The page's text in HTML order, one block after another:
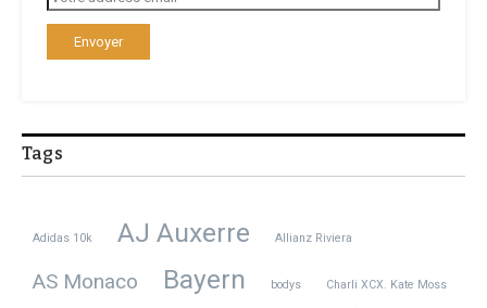
Tags
Adidas 10k AJ Auxerre Allianz Riviera
AS Monaco Bayern bodys Charli XCX. Kate Moss